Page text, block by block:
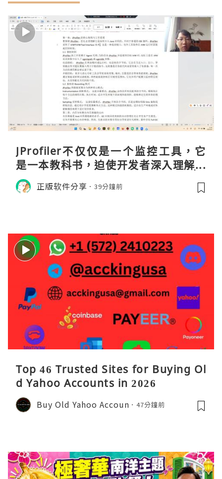
JProfiler不仅仅是一个监控工具，它
是一本教科书，迫使开发者深入理解JV
M的内存模型、垃圾回收机制和并发原
理。通过直观的可视化数据，它将抽象
正版软件分享 39分鐘前
Top 46 Trusted Sites for Buying Ol
d Yahoo Accounts in 2026
Buy Old Yahoo Accoun 47分鐘前